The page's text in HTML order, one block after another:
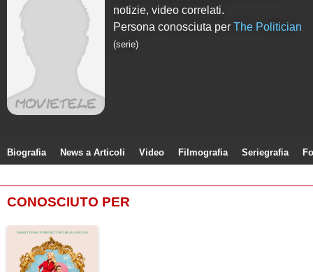
notizie, video correlati.
Persona conosciuta perThe Politician
(serie)
Biografia News a Articoli Video Filmografia Seriegrafia
CONOSCIUTO PER